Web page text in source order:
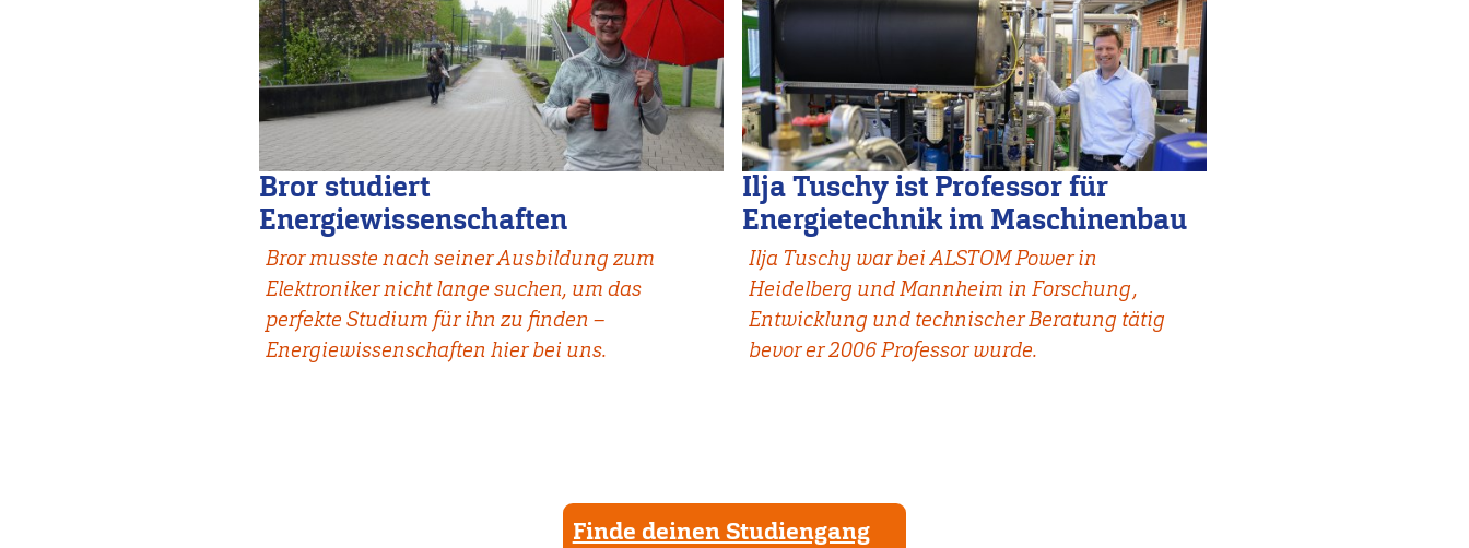
Bror studiert
Energiewissenschaften
Bror musste nach seiner Ausbildungzum
Elektronikernicht lange suchen, um das
perfekte Studium für ihn zu finden–
Energiewissenschaften hier bei uns.
Ilja Tuschy ist Professor für
Energietechnik im Maschinenbau
Ilja Tuschy war bei ALSTOM Power in
Heidelberg und Mannheim in Forschung,
Entwicklung und technischer Beratung tätig
bevor er 2006 Professor wurde.
Finde deinen Studiengang